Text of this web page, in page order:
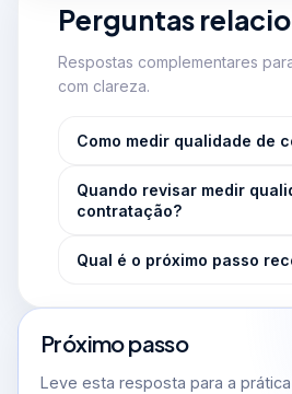
Perguntas
Respostas complementares
com clareza.
Como medir qualidade de
Quando revisar medir
contratação?
Qual é o próximo passo
Próximo passo
Leve esta resposta para a